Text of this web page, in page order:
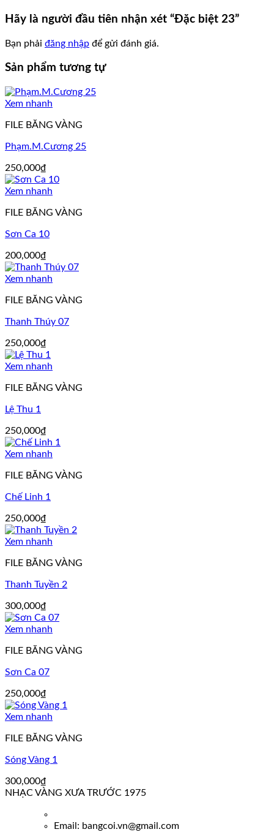
Hãy là người đầu tiên nhận xét “Đặc biệt 23”
Bạn phải đăng nhập để gửi đánh giá.
Sản phẩm tương tự
Xem nhanh
FILE BĂNG VÀNG
Phạm.M.Cương 25
250,000₫
Xem nhanh
FILE BĂNG VÀNG
Sơn Ca 10
200,000₫
Xem nhanh
FILE BĂNG VÀNG
Thanh Thúy 07
250,000₫
Xem nhanh
FILE BĂNG VÀNG
Lệ Thu 1
250,000₫
Xem nhanh
FILE BĂNG VÀNG
Chế Linh 1
250,000₫
Xem nhanh
FILE BĂNG VÀNG
Thanh Tuyền 2
300,000₫
Xem nhanh
FILE BĂNG VÀNG
Sơn Ca 07
250,000₫
Xem nhanh
FILE BĂNG VÀNG
Sóng Vàng 1
300,000₫
NHẠC VÀNG XƯA TRƯỚC 1975
Email: bangcoi.vn@gmail.com